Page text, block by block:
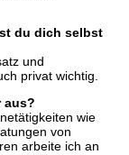
du dich selbst
und
privat wichtig.
aus?
wie
von
arbeite ich an